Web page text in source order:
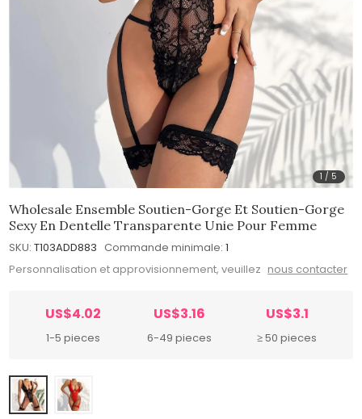
1 / 5
Wholesale Ensemble Soutien-Gorge Et Soutien-Gorge
Sexy En Dentelle Transparente Unie Pour Femme
SKU: T103ADD883 Commande minimale: 1
Personnalisation et approvisionnement, veuillez nous contacter
US$4.02
1-5 pieces
US$3.16
6-49 pieces
US$3.1
≥ 50 pieces